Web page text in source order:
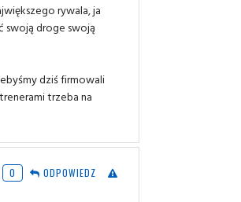
rywala, ja
swoją droge swoją
dziś firmowali
trzeba na
0 ODPOWIEDZ